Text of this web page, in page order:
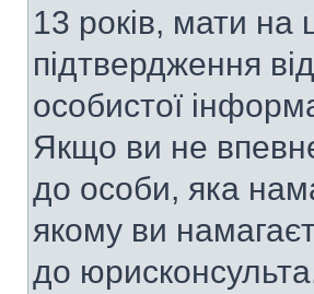
13 років, мати на
підтвердження
особистої
Якщо ви не
до особи, яка
якому ви
до